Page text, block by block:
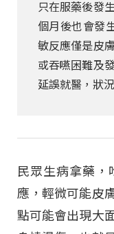
只在服藥後發
個月後也會發
敏反應僅是皮
或吞嚥困難及
延誤就醫，狀
民眾生病拿藥，
應，輕微可能皮
點可能會出現大